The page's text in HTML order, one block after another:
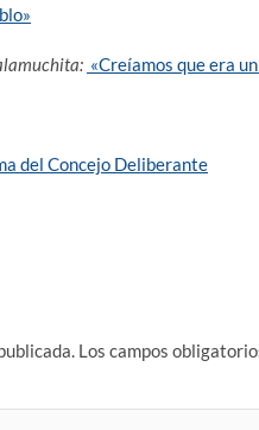
«Creíamos que era
del Concejo Deliberante
Los campos